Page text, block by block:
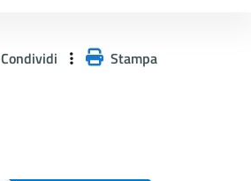
Condividi Stampa